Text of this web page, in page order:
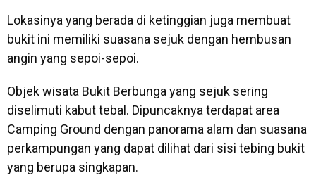
Lokasinya yang berada di ketinggian juga membuat
bukit ini memiliki suasana sejuk dengan hembusan
angin yang sepoi-sepoi.
Objek wisata Bukit Berbunga yang sejuk sering
diselimuti kabut tebal. Dipuncaknya terdapat area
Camping Ground dengan panorama alam dan suasana
perkampungan yang dapat dilihat dari sisi tebing bukit
yang berupa singkapan.